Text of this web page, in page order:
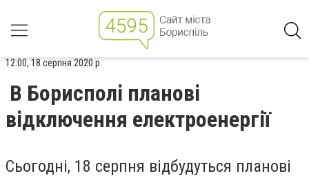
12:00, 18 серпня 2020 р.
В Борисполі планові
відключення електроенергії
Сьогодні, 18 серпня відбудуться планові